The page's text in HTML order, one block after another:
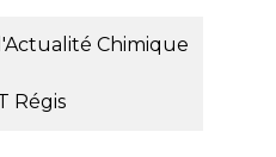
Chimique
Régis